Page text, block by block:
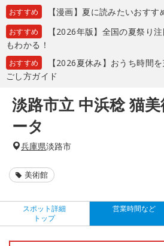
おすすめ 【漫画】夏に読みたいおす
おすすめ
【2026年版】全国の夏祭り
もわかる！
おすすめ
【2026夏休み】おうち時間
ごし方ガイド
淡路市立 中浜稔 猫
ータ
兵庫県淡路市
美術館
スポット詳細
トップ
営業時間など